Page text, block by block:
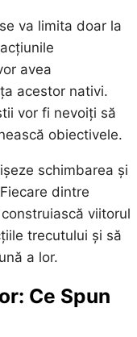
va limita doar la
avea
acestor nativi.
vor fi nevoiți să
obiectivele.
schimbarea și
dintre
viitorul
trecutului și să
a lor.
Ce Spun